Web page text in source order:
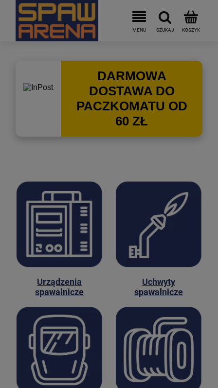
DARMOWA
DOSTAWA DO
PACZKOMATU OD
60 ZŁ
Urządzenia
spawalnicze
Uchwyty
spawalnicze